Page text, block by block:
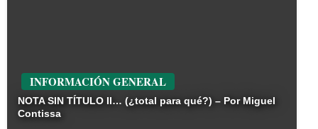
INFORMACIÓN GENERAL
NOTA SIN TÍTULO II… (¿total para qué?) – Por Miguel
Contissa